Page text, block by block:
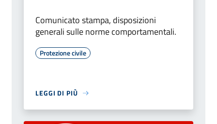
Comunicato stampa, disposizioni
generali sulle norme comportamentali.
Protezione civile
LEGGI DI PIÙ